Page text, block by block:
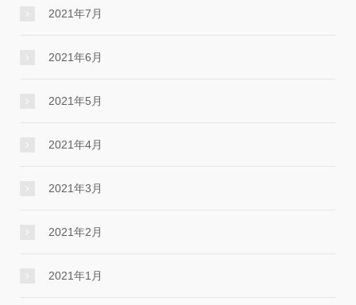
2021年7月
2021年6月
2021年5月
2021年4月
2021年3月
2021年2月
2021年1月